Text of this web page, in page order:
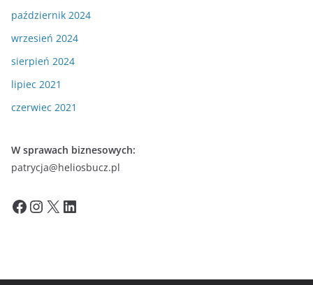
październik 2024
wrzesień 2024
sierpień 2024
lipiec 2021
czerwiec 2021
W sprawach biznesowych:
patrycja@heliosbucz.pl
Facebook InstagramX LinkedIn